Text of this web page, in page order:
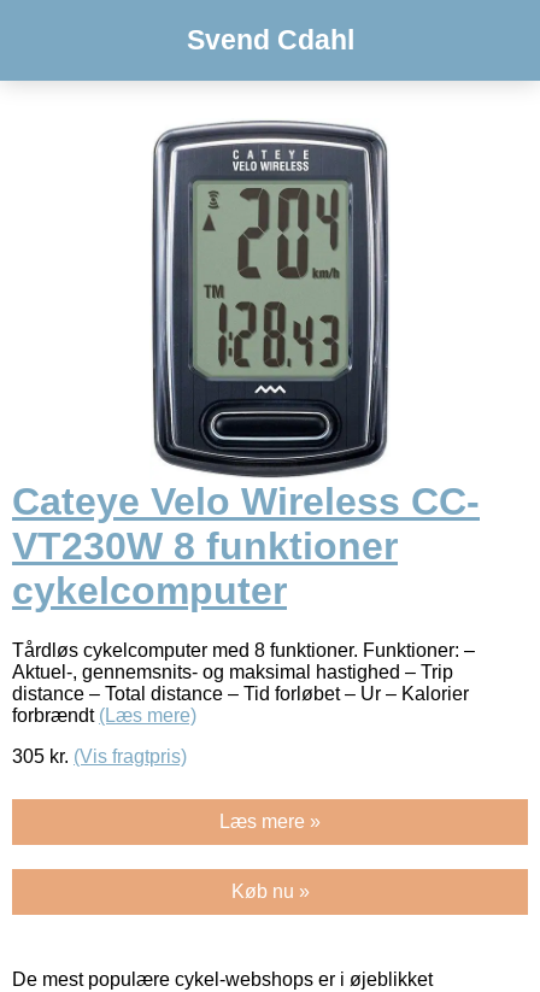
Svend Cdahl
Cateye Velo Wireless CC-
VT230W 8 funktioner
cykelcomputer
Tårdløs cykelcomputer med 8 funktioner. Funktioner: –
Aktuel-, gennemsnits- og maksimal hastighed – Trip
distance – Total distance – Tid forløbet – Ur – Kalorier
forbrændt (Læs mere)
305 kr. (Vis fragtpris)
Læs mere »
Køb nu »
De mest populære cykel-webshops er i øjeblikket